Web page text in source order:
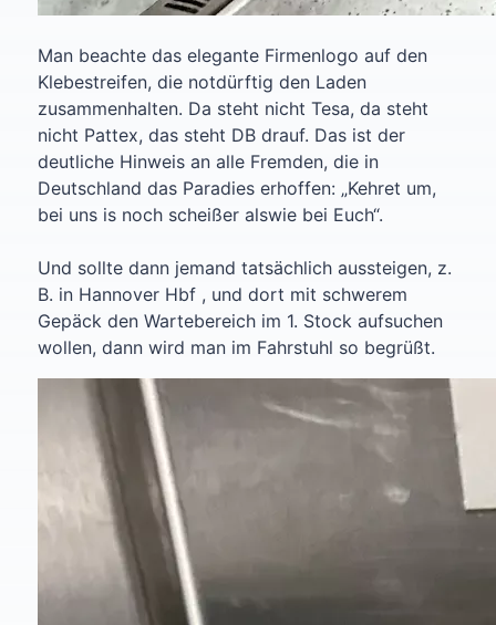
Man beachte das elegante Firmenlogo auf den
Klebestreifen, die notdürftig den Laden
zusammenhalten. Da steht nicht Tesa, da steht
nicht Pattex, das steht DB drauf. Das ist der
deutliche Hinweis an alle Fremden, die in
Deutschland das Paradies erhoffen: „Kehret um,
bei uns is noch scheißer alswie bei Euch“.
Und sollte dann jemand tatsächlich aussteigen, z.
B. in Hannover Hbf , und dort mit schwerem
Gepäck den Wartebereich im 1. Stock aufsuchen
wollen, dann wird man im Fahrstuhl so begrüßt.